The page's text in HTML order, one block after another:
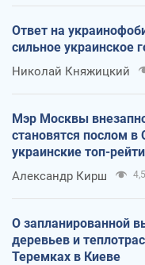
Ответ на
сильное украинское
Николай Княжицкий
Мэр Москвы
становятся послом
украинские топ-
Александр Кирш
О запланированной
деревьев и
Теремках в Киеве